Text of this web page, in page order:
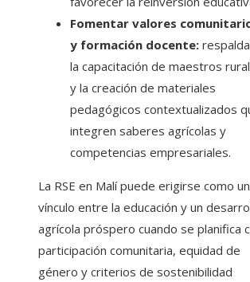
Fomentar valores
y formación docente:
la capacitación de maestros
y la creación de materiales
pedagógicos contextualizados
integren saberes agrícolas y
competencias empresariales.
La RSE en Malí puede erigirse como un
vínculo entre la educación y un
agrícola próspero cuando se planifica
participación comunitaria, equidad de
género y criterios de sostenibilidad